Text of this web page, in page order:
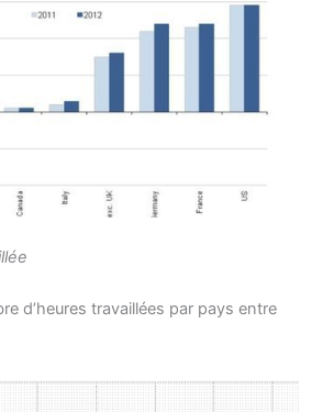
d’heures travaillées par pays entre